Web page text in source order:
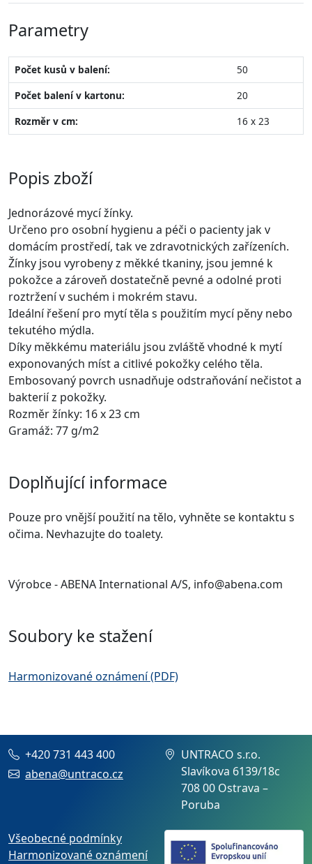
Parametry
Počet kusů v balení:
50
Počet balení v kartonu:
20
Rozměr v cm:
16 x 23
Popis zboží
Jednorázové mycí žínky.
Určeno pro osobní hygienu a péči o pacienty jak v
domácím prostředí, tak ve zdravotnických zařízeních.
Žínky jsou vyrobeny z měkké tkaniny, jsou jemné k
pokožce a zároveň dostatečně pevné a odolné proti
roztržení v suchém i mokrém stavu.
Ideální řešení pro mytí těla s použitím mycí pěny nebo
tekutého mýdla.
Díky měkkému materiálu jsou zvláště vhodné k mytí
exponovaných míst a citlivé pokožky celého těla.
Embosovaný povrch usnadňuje odstraňování nečistot a
bakterií z pokožky.
Rozměr žínky: 16 x 23 cm
Gramáž: 77 g/m2
Doplňující informace
Pouze pro vnější použití na tělo, vyhněte se kontaktu s
očima. Nevhazujte do toalety.
Výrobce - ABENA International A/S, info@abena.com
Soubory ke stažení
Harmonizované oznámení (PDF)
+420 731 443 400
abena@untraco.cz
UNTRACO s.r.o.
Slavíkova 6139/18c
708 00 Ostrava –
Poruba
Všeobecné podmínky
Harmonizované oznámení